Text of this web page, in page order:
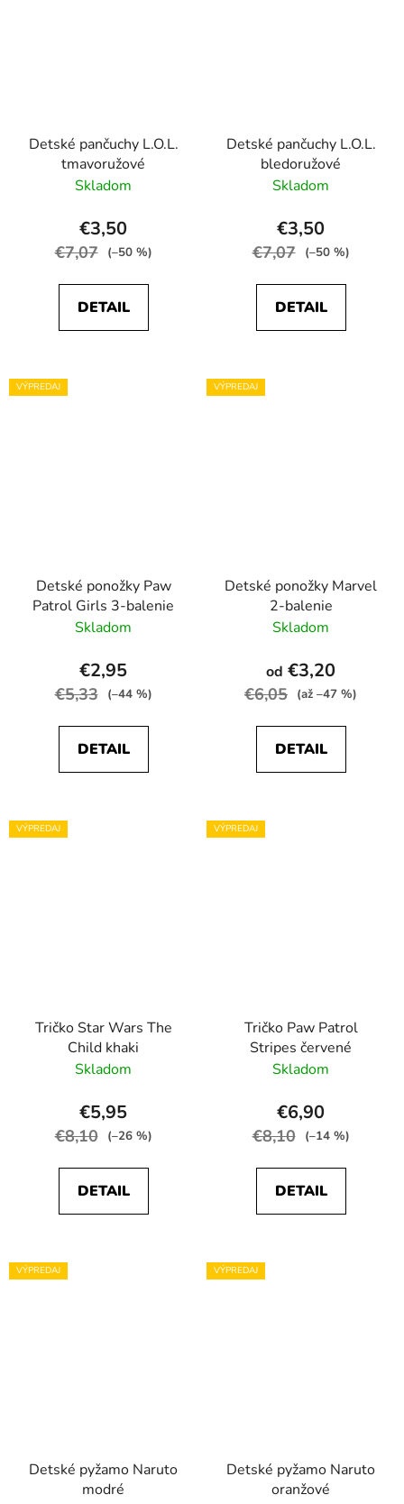
Detské pančuchy L.O.L.
tmavoružové
Skladom
€3,50
€7,07 (–50 %)
DETAIL
Detské pančuchy L.O.L.
bledoružové
Skladom
€3,50
€7,07 (–50 %)
DETAIL
VÝPREDAJ
Detské ponožky Paw
Patrol Girls 3-balenie
Skladom
€2,95
€5,33 (–44 %)
DETAIL
VÝPREDAJ
Detské ponožky Marvel
2-balenie
Skladom
od €3,20
€6,05 (až –47 %)
DETAIL
VÝPREDAJ
Tričko Star Wars The
Child khaki
Skladom
€5,95
€8,10 (–26 %)
DETAIL
VÝPREDAJ
Tričko Paw Patrol
Stripes červené
Skladom
€6,90
€8,10 (–14 %)
DETAIL
VÝPREDAJ
Detské pyžamo Naruto
modré
VÝPREDAJ
Detské pyžamo Naruto
oranžové